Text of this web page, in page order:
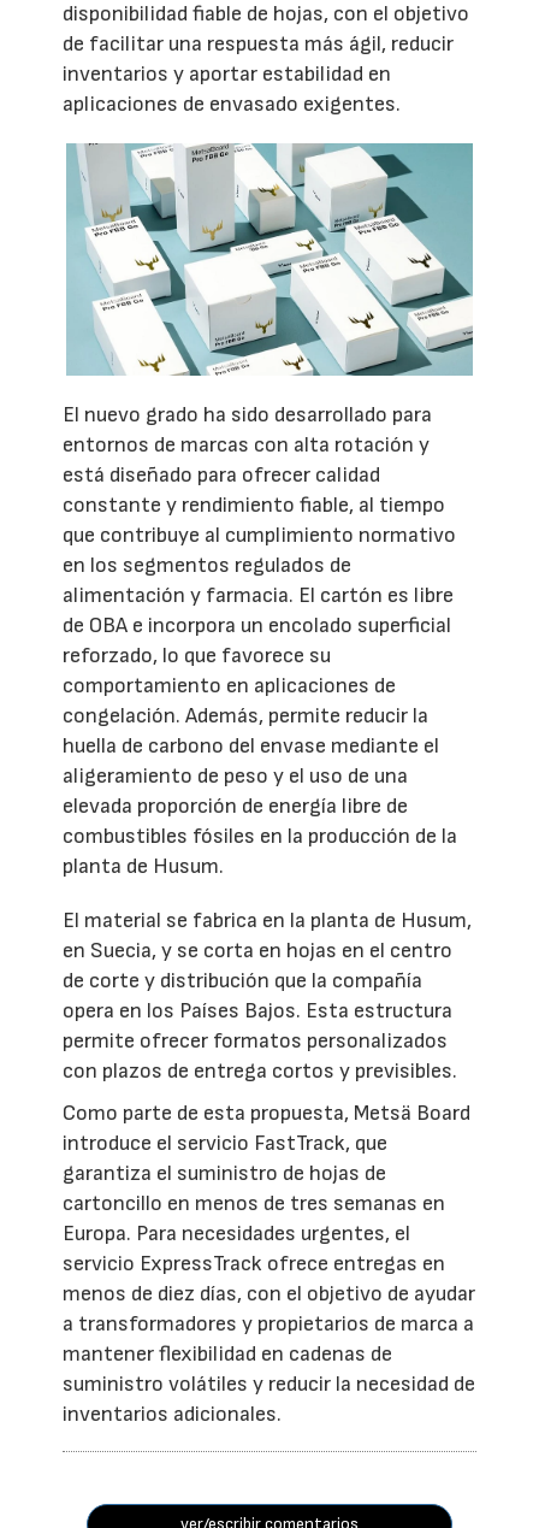
disponibilidad fiable de hojas, con el objetivo
de facilitar una respuesta más ágil, reducir
inventarios y aportar estabilidad en
aplicaciones de envasado exigentes.
El nuevo grado ha sido desarrollado para
entornos de marcas con alta rotación y
está diseñado para ofrecer calidad
constante y rendimiento fiable, al tiempo
que contribuye al cumplimiento normativo
en los segmentos regulados de
alimentación y farmacia. El cartón es libre
de OBA e incorpora un encolado superficial
reforzado, lo que favorece su
comportamiento en aplicaciones de
congelación. Además, permite reducir la
huella de carbono del envase mediante el
aligeramiento de peso y el uso de una
elevada proporción de energía libre de
combustibles fósiles en la producción de la
planta de Husum.
El material se fabrica en la planta de Husum,
en Suecia, y se corta en hojas en el centro
de corte y distribución que la compañía
opera en los Países Bajos. Esta estructura
permite ofrecer formatos personalizados
con plazos de entrega cortos y previsibles.
Como parte de esta propuesta, Metsä Board
introduce el servicio FastTrack, que
garantiza el suministro de hojas de
cartoncillo en menos de tres semanas en
Europa. Para necesidades urgentes, el
servicio ExpressTrack ofrece entregas en
menos de diez días, con el objetivo de ayudar
a transformadores y propietarios de marca a
mantener flexibilidad en cadenas de
suministro volátiles y reducir la necesidad de
inventarios adicionales.